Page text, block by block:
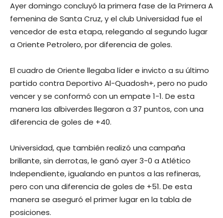
Ayer domingo concluyó la primera fase de la Primera A
femenina de Santa Cruz, y el club Universidad fue el
vencedor de esta etapa, relegando al segundo lugar
a Oriente Petrolero, por diferencia de goles.
El cuadro de Oriente llegaba líder e invicto a su último
partido contra Deportivo Al-Quadosh+, pero no pudo
vencer y se conformó con un empate 1-1. De esta
manera las albiverdes llegaron a 37 puntos, con una
diferencia de goles de +40.
Universidad, que también realizó una campaña
brillante, sin derrotas, le ganó ayer 3-0 a Atlético
Independiente, igualando en puntos a las refineras,
pero con una diferencia de goles de +51. De esta
manera se aseguró el primer lugar en la tabla de
posiciones.